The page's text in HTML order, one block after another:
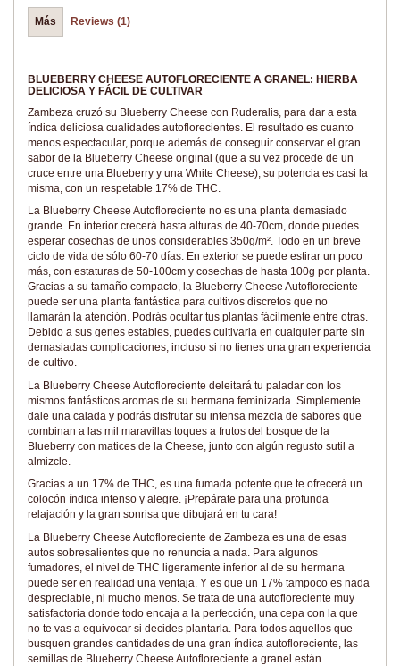
Más Reviews (1)
BLUEBERRY CHEESE AUTOFLORECIENTE A GRANEL: HIERBA
DELICIOSA Y FÁCIL DE CULTIVAR
Zambeza cruzó su Blueberry Cheese con Ruderalis, para dar a esta
índica deliciosa cualidades autoflorecientes. El resultado es cuanto
menos espectacular, porque además de conseguir conservar el gran
sabor de la Blueberry Cheese original (que a su vez procede de un
cruce entre una Blueberry y una White Cheese), su potencia es casi la
misma, con un respetable 17% de THC.
La Blueberry Cheese Autofloreciente no es una planta demasiado
grande. En interior crecerá hasta alturas de 40-70cm, donde puedes
esperar cosechas de unos considerables 350g/m². Todo en un breve
ciclo de vida de sólo 60-70 días. En exterior se puede estirar un poco
más, con estaturas de 50-100cm y cosechas de hasta 100g por planta.
Gracias a su tamaño compacto, la Blueberry Cheese Autofloreciente
puede ser una planta fantástica para cultivos discretos que no
llamarán la atención. Podrás ocultar tus plantas fácilmente entre otras.
Debido a sus genes estables, puedes cultivarla en cualquier parte sin
demasiadas complicaciones, incluso si no tienes una gran experiencia
de cultivo.
La Blueberry Cheese Autofloreciente deleitará tu paladar con los
mismos fantásticos aromas de su hermana feminizada. Simplemente
dale una calada y podrás disfrutar su intensa mezcla de sabores que
combinan a las mil maravillas toques a frutos del bosque de la
Blueberry con matices de la Cheese, junto con algún regusto sutil a
almizcle.
Gracias a un 17% de THC, es una fumada potente que te ofrecerá un
colocón índica intenso y alegre. ¡Prepárate para una profunda
relajación y la gran sonrisa que dibujará en tu cara!
La Blueberry Cheese Autofloreciente de Zambeza es una de esas
autos sobresalientes que no renuncia a nada. Para algunos
fumadores, el nivel de THC ligeramente inferior al de su hermana
puede ser en realidad una ventaja. Y es que un 17% tampoco es nada
despreciable, ni mucho menos. Se trata de una autofloreciente muy
satisfactoria donde todo encaja a la perfección, una cepa con la que
no te vas a equivocar si decides plantarla. Para todos aquellos que
busquen grandes cantidades de una gran índica autofloreciente, las
semillas de Blueberry Cheese Autofloreciente a granel están